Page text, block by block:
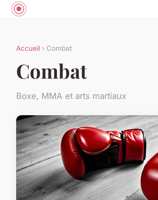
Accueil › Combat
Combat
Boxe, MMA et arts martiaux